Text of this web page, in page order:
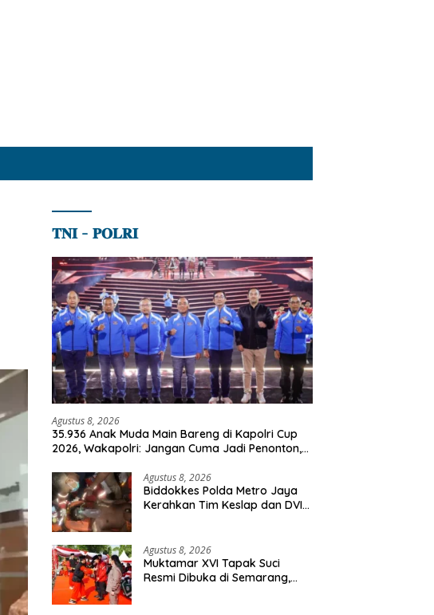
𝐓𝐍𝐈 – 𝐏𝐎𝐋𝐑𝐈
Agustus 8, 2026
35.936 Anak Muda Main Bareng di Kapolri Cup
2026, Wakapolri: Jangan Cuma Jadi Penonton,
Agustus 8, 2026
Biddokkes Polda Metro Jaya
Kerahkan Tim Keslap dan DVI
Agustus 8, 2026
Muktamar XVI Tapak Suci
Resmi Dibuka di Semarang,